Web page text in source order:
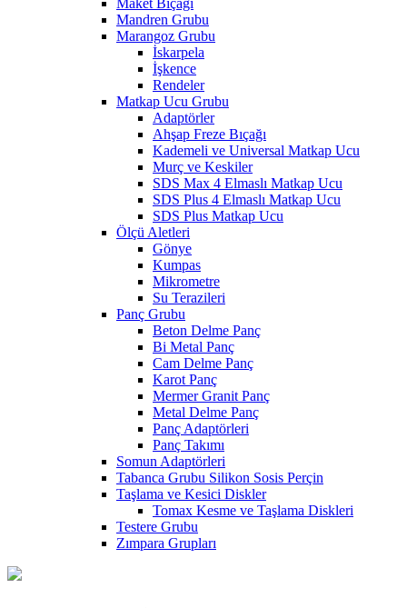
Maket Bıçağı
Mandren Grubu
Marangoz Grubu
İskarpela
İşkence
Rendeler
Matkap Ucu Grubu
Adaptörler
Ahşap Freze Bıçağı
Kademeli ve Universal Matkap Ucu
Murç ve Keskiler
SDS Max 4 Elmaslı Matkap Ucu
SDS Plus 4 Elmaslı Matkap Ucu
SDS Plus Matkap Ucu
Ölçü Aletleri
Gönye
Kumpas
Mikrometre
Su Terazileri
Panç Grubu
Beton Delme Panç
Bi Metal Panç
Cam Delme Panç
Karot Panç
Mermer Granit Panç
Metal Delme Panç
Panç Adaptörleri
Panç Takımı
Somun Adaptörleri
Tabanca Grubu Silikon Sosis Perçin
Taşlama ve Kesici Diskler
Tomax Kesme ve Taşlama Diskleri
Testere Grubu
Zımpara Grupları